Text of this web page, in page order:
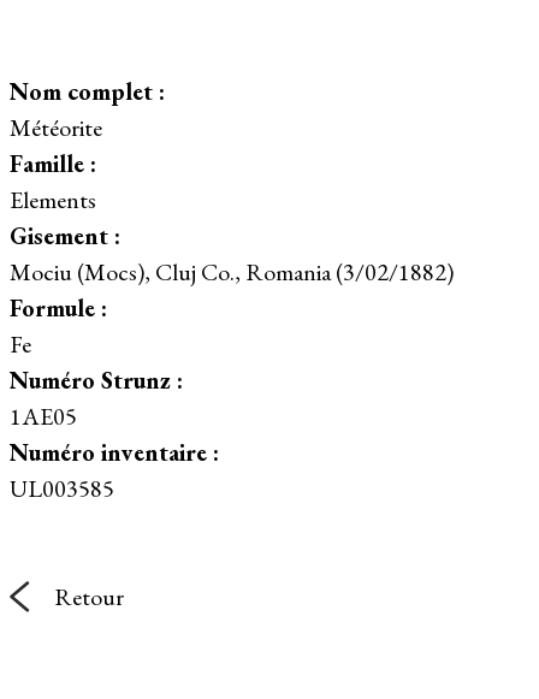
Nom complet :
Météorite
Famille :
Elements
Gisement :
Mociu (Mocs), Cluj Co., Romania (3/02/1882)
Formule :
Fe
Numéro Strunz :
1AE05
Numéro inventaire :
UL003585
Retour